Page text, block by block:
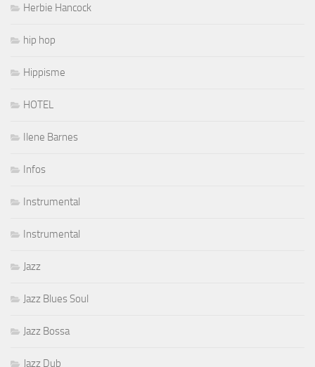
Herbie Hancock
hip hop
Hippisme
HOTEL
Ilene Barnes
Infos
Instrumental
Instrumental
Jazz
Jazz Blues Soul
Jazz Bossa
Jazz Dub